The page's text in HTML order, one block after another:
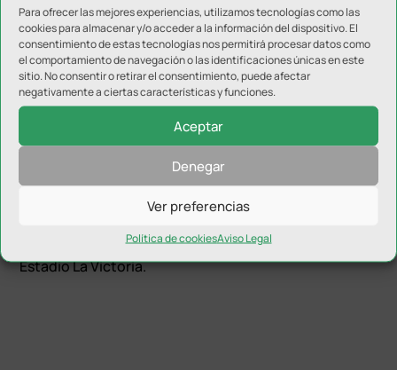
Para ofrecer las mejores experiencias, utilizamos tecnologías como las
cookies para almacenar y/o acceder a la información del dispositivo. El
consentimiento de estas tecnologías nos permitirá procesar datos como
el comportamiento de navegación o las identificaciones únicas en este
sitio. No consentir o retirar el consentimiento, puede afectar
negativamente a ciertas características y funciones.
Aceptar
Denegar
Ver preferencias
Política de cookiesAviso Legal
Aranda (Aroca, min.27), Darío Hidalgo y Vela (Ligio,
min.75).
Goles.- 1-0, Óscar Lozano (p) (min.81).
Árbitro
tarjeta amarilla para Julio de Dios. En El Palo FC,
tarjeta amarilla para Villegas, Toni Conejo.
.- Partido correspondiente a la jornada 32
del Campeonato Nacional de Liga del Grupo IX de
Tercera RFEF entre Real Jaén CF y El Palo FC en el
Estadio La Victoria.